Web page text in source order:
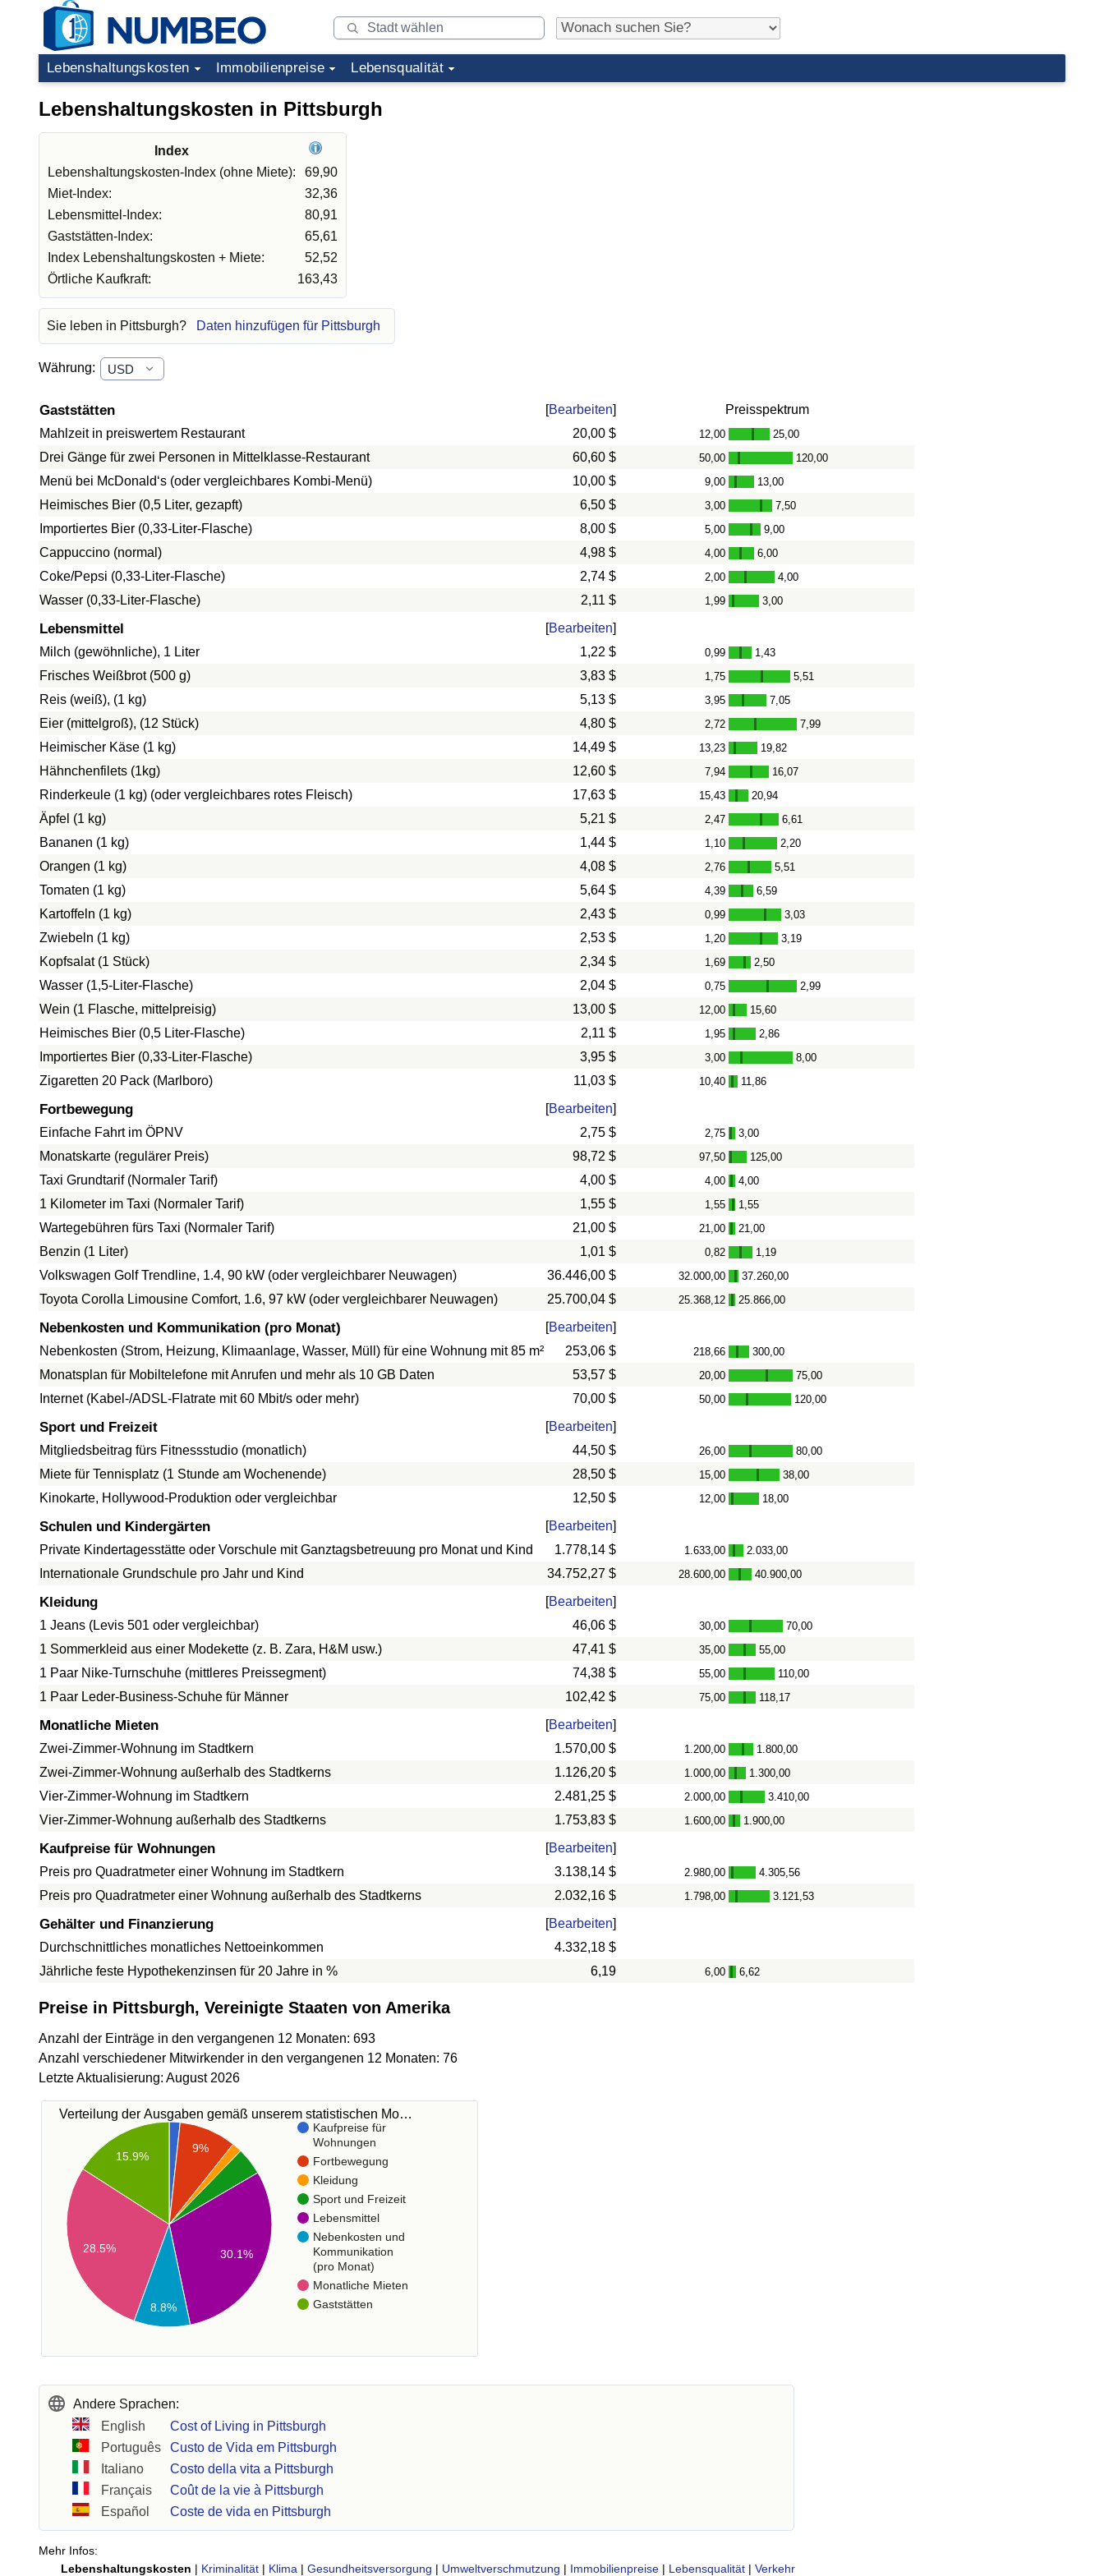
Lebenshaltungskosten Immobilienpreise Lebensqualität
Lebenshaltungskosten in Pittsburgh
Index
Lebenshaltungskosten-Index (ohne Miete):
69,90
Miet-Index:
32,36
Lebensmittel-Index:
80,91
Gaststätten-Index:
65,61
Index Lebenshaltungskosten + Miete:
52,52
Örtliche Kaufkraft:
163,43
Sie leben in Pittsburgh? Daten hinzufügen für Pittsburgh
Währung:
Gaststätten [Bearbeiten]
Preisspektrum
Mahlzeit in preiswertem Restaurant
20,00 $ 12,00 - 25,00
Drei Gänge für zwei Personen in Mittelklasse-Restaurant 60,60 $ 50,00 - 120,00
Menü bei McDonald‘s (oder vergleichbares Kombi-Menü) 10,00 $ 9,00 - 13,00
Heimisches Bier (0,5 Liter, gezapft) 6,50 $ 3,00 - 7,50
Importiertes Bier (0,33-Liter-Flasche) 8,00 $ 5,00 - 9,00
Cappuccino (normal) 4,98 $ 4,00 - 6,00
Coke/Pepsi (0,33-Liter-Flasche) 2,74 $ 2,00 - 4,00
Wasser (0,33-Liter-Flasche) 2,11 $ 1,99 - 3,00
Lebensmittel [Bearbeiten]
Milch (gewöhnliche), 1 Liter
1,22 $ 0,99 - 1,43
Frisches Weißbrot (500 g) 3,83 $ 1,75 - 5,51
Reis (weiß), (1 kg) 5,13 $ 3,95 - 7,05
Eier (mittelgroß), (12 Stück) 4,80 $ 2,72 - 7,99
Heimischer Käse (1 kg) 14,49 $ 13,23 - 19,82
Hähnchenfilets (1kg) 12,60 $ 7,94 - 16,07
Rinderkeule (1 kg) (oder vergleichbares rotes Fleisch) 17,63 $ 15,43 - 20,94
Äpfel (1 kg) 5,21 $ 2,47 - 6,61
Bananen (1 kg) 1,44 $ 1,10 - 2,20
Orangen (1 kg) 4,08 $ 2,76 - 5,51
Tomaten (1 kg) 5,64 $ 4,39 - 6,59
Kartoffeln (1 kg) 2,43 $ 0,99 - 3,03
Zwiebeln (1 kg) 2,53 $ 1,20 - 3,19
Kopfsalat (1 Stück) 2,34 $ 1,69 - 2,50
Wasser (1,5-Liter-Flasche) 2,04 $ 0,75 - 2,99
Wein (1 Flasche, mittelpreisig) 13,00 $ 12,00 - 15,60
Heimisches Bier (0,5 Liter-Flasche) 2,11 $ 1,95 - 2,86
Importiertes Bier (0,33-Liter-Flasche) 3,95 $ 3,00 - 8,00
Zigaretten 20 Pack (Marlboro) 11,03 $ 10,40 - 11,86
Fortbewegung [Bearbeiten]
Einfache Fahrt im ÖPNV
2,75 $ 2,75 - 3,00
Monatskarte (regulärer Preis) 98,72 $ 97,50 - 125,00
Taxi Grundtarif (Normaler Tarif) 4,00 $ 4,00 - 4,00
1 Kilometer im Taxi (Normaler Tarif) 1,55 $ 1,55 - 1,55
Wartegebühren fürs Taxi (Normaler Tarif) 21,00 $ 21,00 - 21,00
Benzin (1 Liter) 1,01 $ 0,82 - 1,19
Volkswagen Golf Trendline, 1.4, 90 kW (oder vergleichbarer Neuwagen) 36.446,00 $ 32.000,00 - 37.260,00
Toyota Corolla Limousine Comfort, 1.6, 97 kW (oder vergleichbarer Neuwagen) 25.700,04 $ 25.368,12 - 25.866,00
Nebenkosten und Kommunikation (pro Monat) [Bearbeiten]
Nebenkosten (Strom, Heizung, Klimaanlage, Wasser, Müll) für eine Wohnung mit 85 m²
253,06 $ 218,66 - 300,00
Monatsplan für Mobiltelefone mit Anrufen und mehr als 10 GB Daten 53,57 $ 20,00 - 75,00
Internet (Kabel-/ADSL-Flatrate mit 60 Mbit/s oder mehr) 70,00 $ 50,00 - 120,00
Sport und Freizeit [Bearbeiten]
Mitgliedsbeitrag fürs Fitnessstudio (monatlich)
44,50 $ 26,00 - 80,00
Miete für Tennisplatz (1 Stunde am Wochenende) 28,50 $ 15,00 - 38,00
Kinokarte, Hollywood-Produktion oder vergleichbar 12,50 $ 12,00 - 18,00
Schulen und Kindergärten [Bearbeiten]
Private Kindertagesstätte oder Vorschule mit Ganztagsbetreuung pro Monat und Kind
1.778,14 $ 1.633,00 - 2.033,00
Internationale Grundschule pro Jahr und Kind 34.752,27 $ 28.600,00 - 40.900,00
Kleidung [Bearbeiten]
1 Jeans (Levis 501 oder vergleichbar)
46,06 $ 30,00 - 70,00
1 Sommerkleid aus einer Modekette (z. B. Zara, H&M usw.) 47,41 $ 35,00 - 55,00
1 Paar Nike-Turnschuhe (mittleres Preissegment) 74,38 $ 55,00 - 110,00
1 Paar Leder-Business-Schuhe für Männer 102,42 $ 75,00 - 118,17
Monatliche Mieten [Bearbeiten]
Zwei-Zimmer-Wohnung im Stadtkern
1.570,00 $ 1.200,00 - 1.800,00
Zwei-Zimmer-Wohnung außerhalb des Stadtkerns 1.126,20 $ 1.000,00 - 1.300,00
Vier-Zimmer-Wohnung im Stadtkern 2.481,25 $ 2.000,00 - 3.410,00
Vier-Zimmer-Wohnung außerhalb des Stadtkerns 1.753,83 $ 1.600,00 - 1.900,00
Kaufpreise für Wohnungen [Bearbeiten]
Preis pro Quadratmeter einer Wohnung im Stadtkern
3.138,14 $ 2.980,00 - 4.305,56
Preis pro Quadratmeter einer Wohnung außerhalb des Stadtkerns 2.032,16 $ 1.798,00 - 3.121,53
Gehälter und Finanzierung [Bearbeiten]
Durchschnittliches monatliches Nettoeinkommen
4.332,18 $
Jährliche feste Hypothekenzinsen für 20 Jahre in %
6,19 6,00 - 6,62
Preise in Pittsburgh, Vereinigte Staaten von Amerika
Anzahl der Einträge in den vergangenen 12 Monaten: 693
Anzahl verschiedener Mitwirkender in den vergangenen 12 Monaten: 76
Letzte Aktualisierung: August 2026
Verteilung der Ausgaben gemäß unserem statistischen Mo…
Kaufpreise für
Wohnungen
Fortbewegung
Kleidung
Sport und Freizeit
Lebensmittel
Nebenkosten und
Kommunikation
(pro Monat)
Monatliche Mieten
Gaststätten
9%
30.1%
15.9%
28.5%
8.8%
Andere Sprachen:
English
Cost of Living in Pittsburgh
Português
Custo de Vida em Pittsburgh
Italiano
Costo della vita a Pittsburgh
Français
Coût de la vie à Pittsburgh
Español
Coste de vida en Pittsburgh
Mehr Infos:
Lebenshaltungskosten | Kriminalität | Klima | Gesundheitsversorgung | Umweltverschmutzung | Immobilienpreise | Lebensqualität | Verkehr